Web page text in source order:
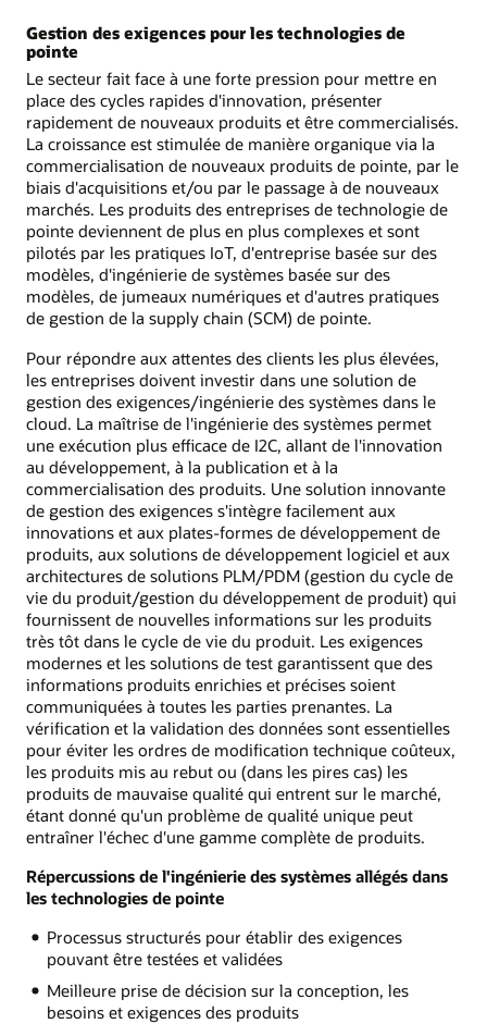
Gestion des exigences pour les technologies de
pointe
Le secteur fait face à une forte pression pour mettre en
place des cycles rapides d'innovation, présenter
rapidement de nouveaux produits et être commercialisés.
La croissance est stimulée de manière organique via la
commercialisation de nouveaux produits de pointe, par le
biais d'acquisitions et/ou par le passage à de nouveaux
marchés. Les produits des entreprises de technologie de
pointe deviennent de plus en plus complexes et sont
pilotés par les pratiques IoT, d'entreprise basée sur des
modèles, d'ingénierie de systèmes basée sur des
modèles, de jumeaux numériques et d'autres pratiques
de gestion de la supply chain (SCM) de pointe.
Pour répondre aux attentes des clients les plus élevées,
les entreprises doivent investir dans une solution de
gestion des exigences/ingénierie des systèmes dans le
cloud. La maîtrise de l'ingénierie des systèmes permet
une exécution plus efficace de I2C, allant de l'innovation
au développement, à la publication et à la
commercialisation des produits. Une solution innovante
de gestion des exigences s'intègre facilement aux
innovations et aux plates-formes de développement de
produits, aux solutions de développement logiciel et aux
architectures de solutions PLM/PDM (gestion du cycle de
vie du produit/gestion du développement de produit) qui
fournissent de nouvelles informations sur les produits
très tôt dans le cycle de vie du produit. Les exigences
modernes et les solutions de test garantissent que des
informations produits enrichies et précises soient
communiquées à toutes les parties prenantes. La
vérification et la validation des données sont essentielles
pour éviter les ordres de modification technique coûteux,
les produits mis au rebut ou (dans les pires cas) les
produits de mauvaise qualité qui entrent sur le marché,
étant donné qu'un problème de qualité unique peut
entraîner l'échec d'une gamme complète de produits.
Répercussions de l'ingénierie des systèmes allégés dans
les technologies de pointe
Processus structurés pour établir des exigences
pouvant être testées et validées
Meilleure prise de décision sur la conception, les
besoins et exigences des produits